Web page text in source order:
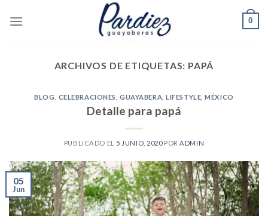
0
ARCHIVOS DE ETIQUETAS: PAPÁ
BLOG CELEBRACIONES ,GUAYABERA ,LIFESTYLE ,MÉXICO
Detalle para papá
PUBLICADO EL 5 JUNIO, 2020POR ADMIN
05
Jun